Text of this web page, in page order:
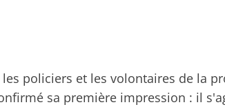
les policiers et les volontaires de la
sa première impression : il